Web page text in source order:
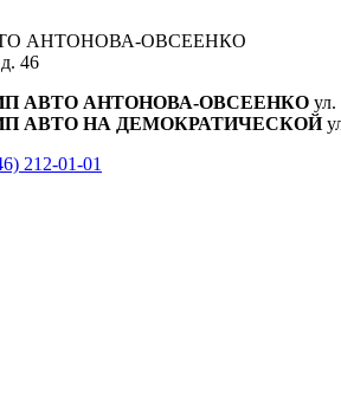
АНТОНОВА-ОВСЕЕНКО
46
АВТО АНТОНОВА-ОВСЕЕНКО
АВТО НА ДЕМОКРАТИЧЕСКОЙ
212-01-01